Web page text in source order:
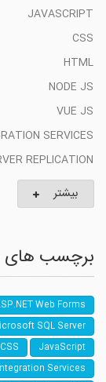
JAVASCRIPT
CSS
HTML
NODE JS
VUE JS
SERVICES
REPLICATION
بیشتر
برچسب های
Web Forms
SQL Server
JavaScript
CSS
Services